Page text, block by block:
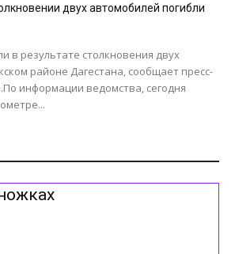
двух автомобилей погибли
в результате столкновения двух
районе Дагестана, сообщает пресс-
информации ведомства, сегодня